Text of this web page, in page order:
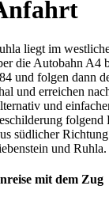
liegt im
die Autobahn A4
und folgen dann
und erreichen
und
folgend
südlicher
und Ruhla.
mit dem Zug